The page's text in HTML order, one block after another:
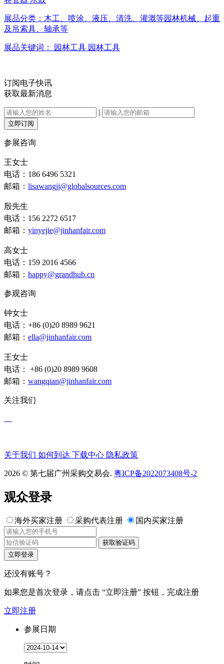
展品分类： 木工、喷涂、液压、清洗、灌溉等园林机械、起重
及吊索具、轴承等
展品关键词： 园林工具 园林工具
订阅电子快讯
获取最新消息
|
立即订阅
参展咨询
王女士
电话：186 6496 5321
邮箱： lisawangjj@globalsources.com
殷先生
电话：156 2272 6517
邮箱： yinyejie@jinhanfair.com
高女士
电话：159 2016 4566
邮箱： happy@grandhub.cn
参观咨询
钟女士
电话：+86 (0)20 8989 9621
邮箱： ella@jinhanfair.com
王女士
电话： +86 (0)20 8989 9608
邮箱： wangqian@jinhanfair.com
关注我们
关于我们 如何到达 下载中心 隐私政策
2026 © 第七届广州采购交易会. 粤ICP备2022073408号-2
观众登录
海外买家注册 采购代表注册 国内买家注册
获取验证码
立即登录
还没有账号？
如果您是首次登录，请点击 “立即注册” 按钮，完成注册
立即注册
参展日期